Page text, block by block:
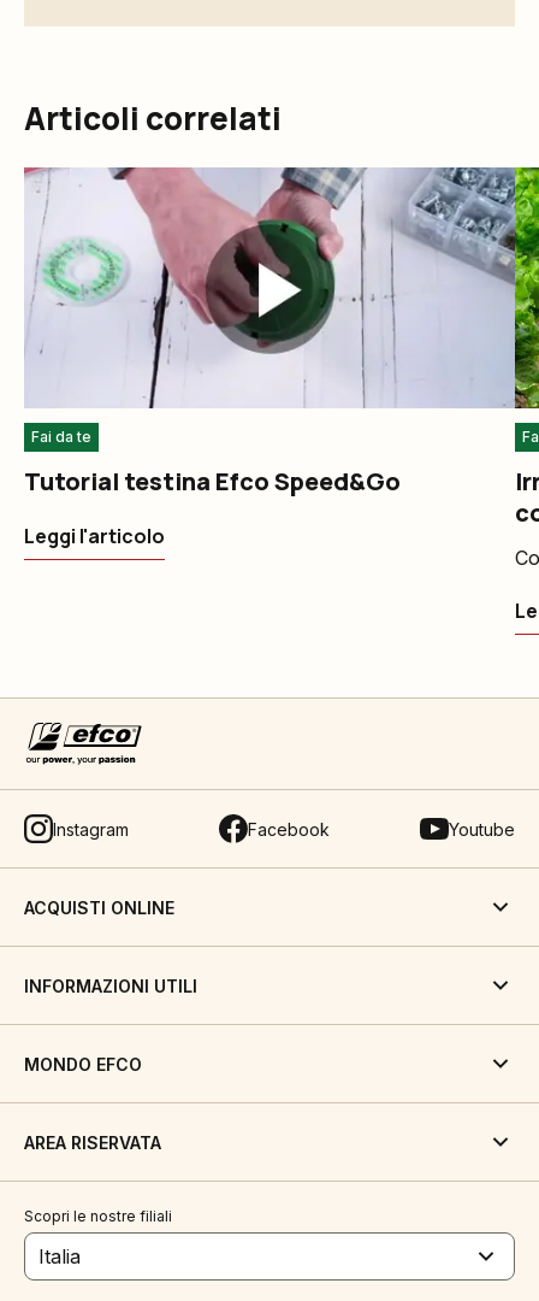
Articoli correlati
Fai da te
Tutorial testina Efco Speed&Go
Leggi l'articolo
Instagram Facebook Youtube
ACQUISTI ONLINE
INFORMAZIONI UTILI
MONDO EFCO
AREA RISERVATA
Scopri le nostre filiali
Italia